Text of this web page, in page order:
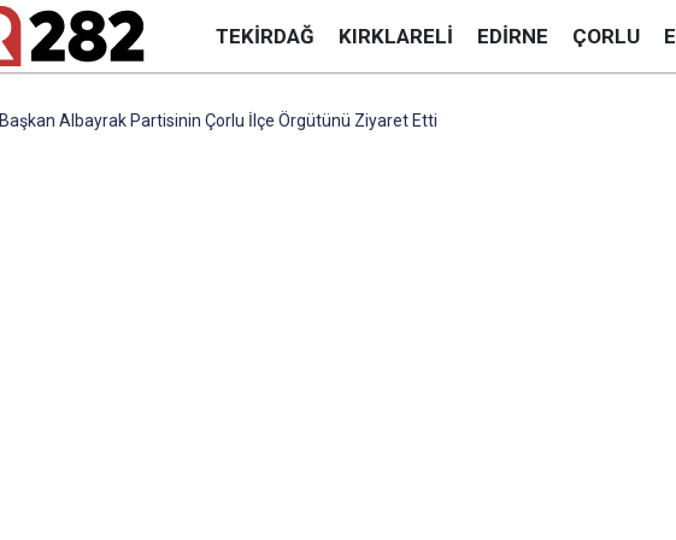
TEKIRDAĞ KIRKLARELI EDIRNE ÇORLU
Başkan Albayrak Partisinin Çorlu İlçe Örgütünü Ziyaret Etti